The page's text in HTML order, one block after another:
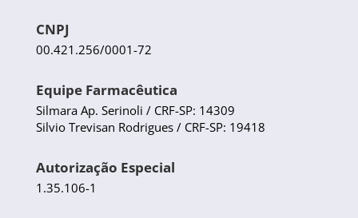
CNPJ
00.421.256/0001-72
Equipe Farmacêutica
Silmara Ap. Serinoli / CRF-SP: 14309
Silvio Trevisan Rodrigues / CRF-SP: 19418
Autorização Especial
1.35.106-1